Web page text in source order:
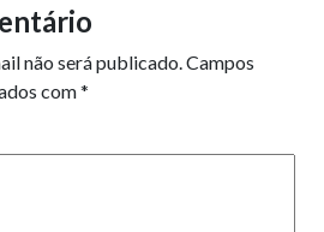
não será publicado.Campos
com*